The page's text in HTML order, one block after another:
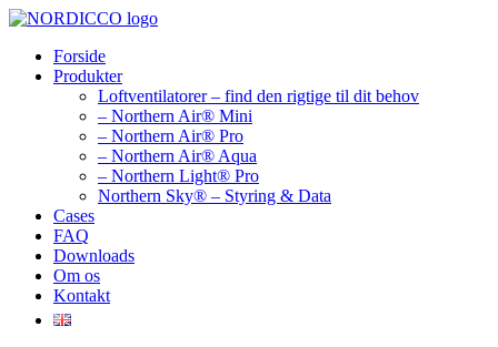
Videre
indholdForside
Produkter
Loftventilatorer – find den rigtige til dit behov
– Northern Air® Mini
– Northern Air® Pro
– Northern Air® Aqua
– Northern Light® Pro
Northern Sky® – Styring & Data
Cases
FAQ
Downloads
Om os
Kontakt